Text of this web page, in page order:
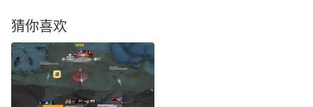
猜你喜欢